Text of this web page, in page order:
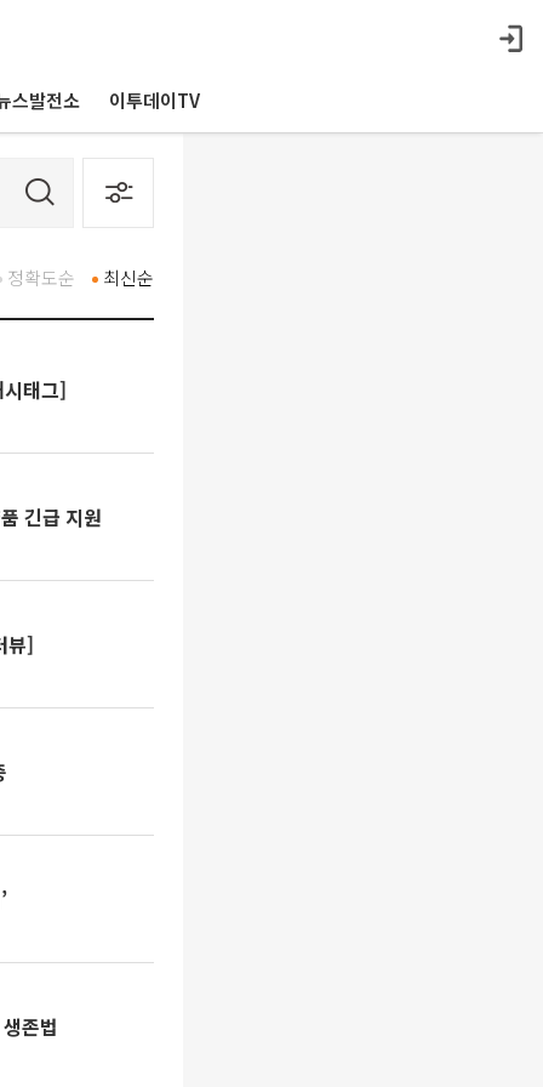
스발전소 이투데이TV
최신순
정확도순
태그]
긴급 지원
뷰]
존법